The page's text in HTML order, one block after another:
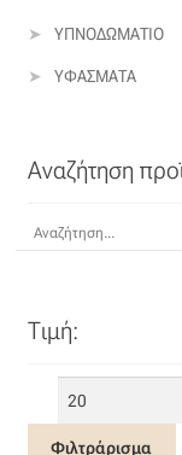
ΥΠΝΟΔΩΜΆΤΙΟ
ΥΦΆΣΜΑΤΑ
Αναζήτηση
Τιμή:
Ελάχιστη
Φιλτράρισμα